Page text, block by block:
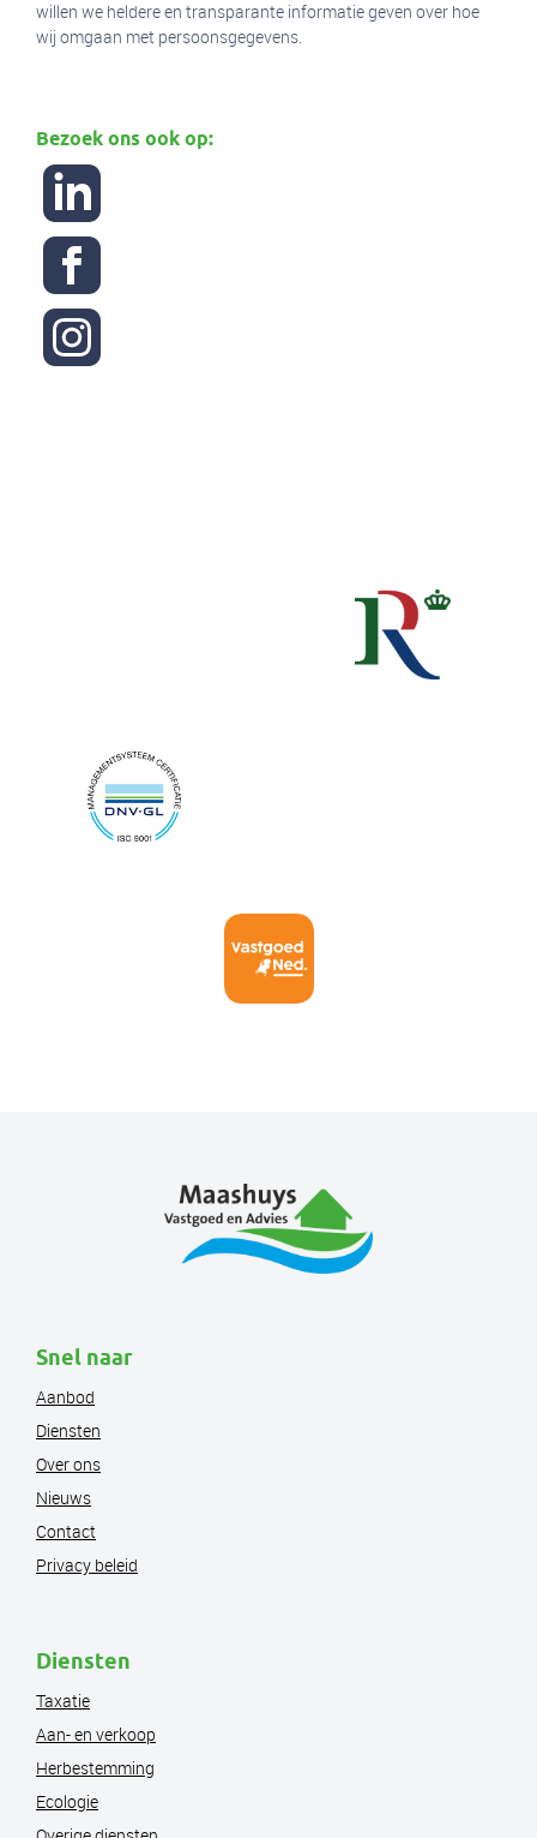
willen we heldere en transparante informatie geven over hoe
wij omgaan met persoonsgegevens.
Bezoek ons ook op:
Snel naar
Aanbod
Diensten
Over ons
Nieuws
Contact
Privacy beleid
Diensten
Taxatie
Aan- en verkoop
Herbestemming
Ecologie